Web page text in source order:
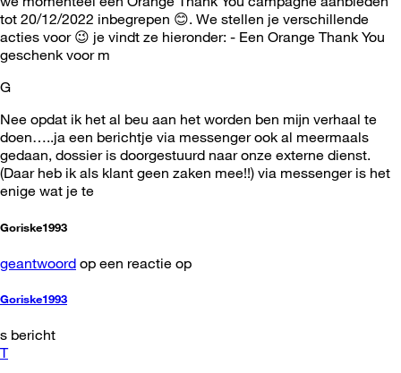
tot 20/12/2022 inbegrepen 😊. We stellen je verschillende
acties voor 😉 je vindt ze hieronder: - Een Orange Thank You
geschenk voor m
G
Nee opdat ik het al beu aan het worden ben mijn verhaal te
doen…..ja een berichtje via messenger ook al meermaals
gedaan, dossier is doorgestuurd naar onze externe dienst.
(Daar heb ik als klant geen zaken mee!!) via messenger is het
enige wat je te
Goriske1993
geantwoord op een reactie op
Goriske1993
s bericht
T